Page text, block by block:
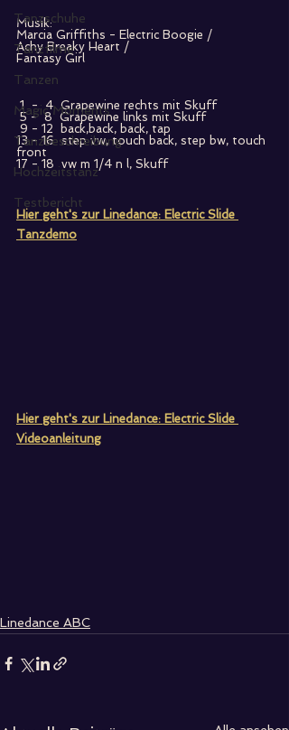
Tanzschuhe
Tanzfilme
Tanzen
Magic Moments
Tanzbeschreibung
Hochzeitstanz
Testbericht
Musik:
Marcia Griffiths - Electric Boogie /
Achy Breaky Heart /
Fantasy Girl
1  -  4  Grapewine rechts mit Skuff
5 -  8  Grapewine links mit Skuff
9 - 12  back,back, back, tap
13 - 16  step vw, touch back, step bw, touch
front
17 - 18  vw m 1/4 n l, Skuff
Hier geht's zur Linedance: Electric Slide
Tanzdemo
Hier geht's zur Linedance: Electric Slide
Videoanleitung
Linedance ABC